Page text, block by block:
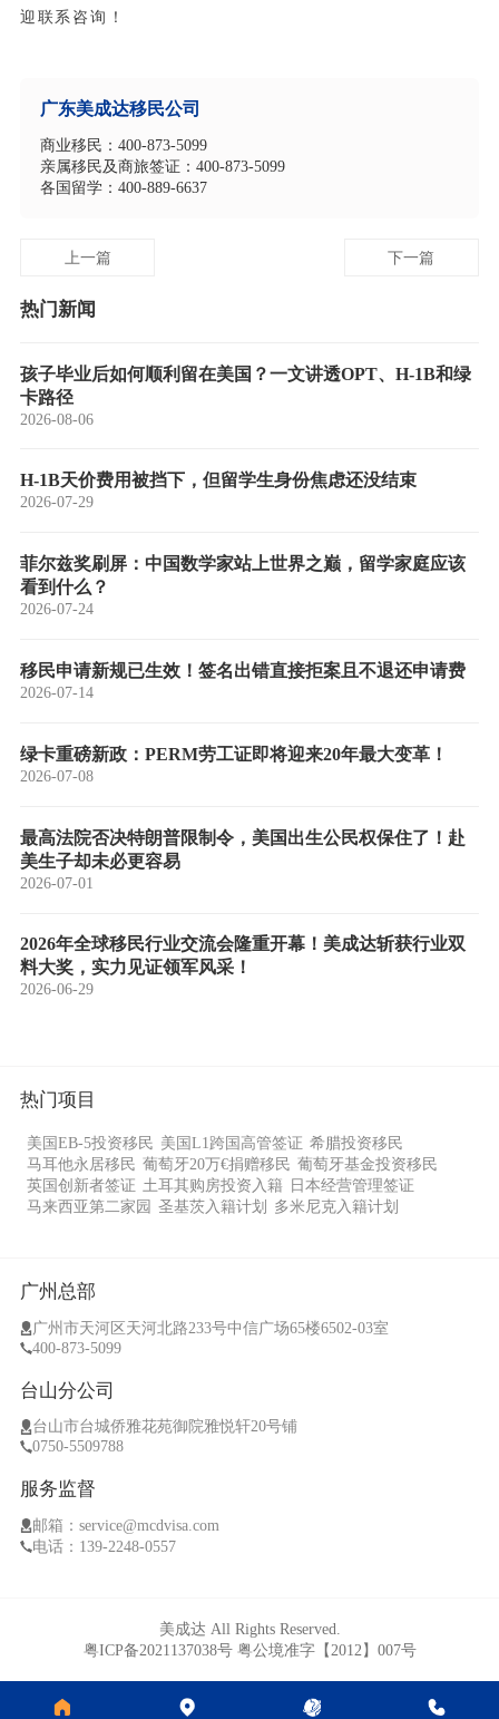
迎联系咨询！
广东美成达移民公司
商业移民：400-873-5099
亲属移民及商旅签证：400-873-5099
各国留学：400-889-6637
上一篇 下一篇
热门新闻
孩子毕业后如何顺利留在美国？一文讲透OPT、H-1B和绿
卡路径
2026-08-06
H-1B天价费用被挡下，但留学生身份焦虑还没结束
2026-07-29
菲尔兹奖刷屏：中国数学家站上世界之巅，留学家庭应该
看到什么？
2026-07-24
移民申请新规已生效！签名出错直接拒案且不退还申请费
2026-07-14
绿卡重磅新政：PERM劳工证即将迎来20年最大变革！
2026-07-08
最高法院否决特朗普限制令，美国出生公民权保住了！赴
美生子却未必更容易
2026-07-01
2026年全球移民行业交流会隆重开幕！美成达斩获行业双
料大奖，实力见证领军风采！
2026-06-29
热门项目
美国EB-5投资移民 美国L1跨国高管签证 希腊投资移民
马耳他永居移民 葡萄牙20万€捐赠移民 葡萄牙基金投资移民
英国创新者签证 土耳其购房投资入籍 日本经营管理签证
马来西亚第二家园 圣基茨入籍计划 多米尼克入籍计划
广州总部
广州市天河区天河北路233号中信广场65楼6502-03室
400-873-5099
台山分公司
台山市台城侨雅花苑御院雅悦轩20号铺
0750-5509788
服务监督
邮箱：service@mcdvisa.com
电话：139-2248-0557
美成达 All Rights Reserved.
粤ICP备2021137038号粤公境准字【2012】007号